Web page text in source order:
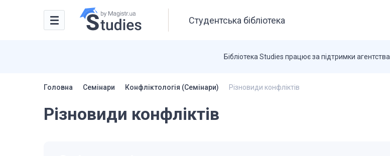
Студентська бібліотека
Бібліотека Studies працює за підтримки агентства
Головна Семінари Конфліктологія (Семінари) Різновиди конфліктів
Різновиди конфліктів